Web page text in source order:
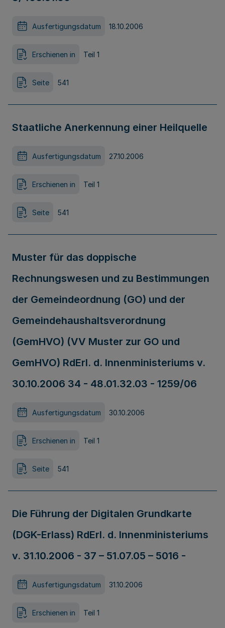
Ausfertigungsdatum 18.10.2006
Erschienen in Teil 1
Seite 541
Staatliche Anerkennung einer Heilquelle
Ausfertigungsdatum 27.10.2006
Erschienen in Teil 1
Seite 541
Muster für das doppische
Rechnungswesen und zu Bestimmungen
der Gemeindeordnung (GO) und der
Gemeindehaushaltsverordnung
(GemHVO) (VV Muster zur GO und
GemHVO) RdErl. d. Innenministeriums v.
30.10.2006 34 - 48.01.32.03 - 1259/06
Ausfertigungsdatum 30.10.2006
Erschienen in Teil 1
Seite 541
Die Führung der Digitalen Grundkarte
(DGK-Erlass) RdErl. d. Innenministeriums
v. 31.10.2006 - 37 – 51.07.05 – 5016 -
Ausfertigungsdatum 31.10.2006
Erschienen in Teil 1